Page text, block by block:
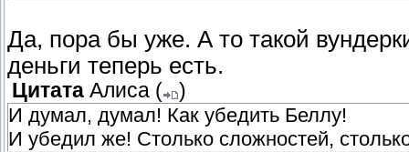
Да, пора бы уже. А то такой
деньги теперь есть.
Цитата Алиса (
)
И думал, думал! Как убедить Беллу!
И убедил же! Столько сложностей,